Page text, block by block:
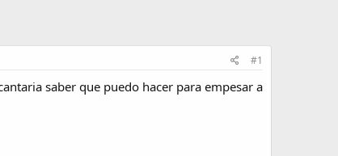
#1
saber que puedo hacer para empesar a